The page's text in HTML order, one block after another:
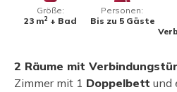
Größe:
23 m2 + Bad
Personen:
Bis zu 5 Gäste
2 Räume mit Verbindungstür
Zimmer mit 1 Doppelbett und